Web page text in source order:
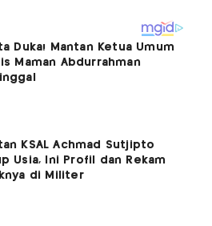
Duka! Mantan Ketua Umum
Maman Abdurrahman
KSAL Achmad Sutjipto
Usia, Ini Profil dan Rekam
di Militer